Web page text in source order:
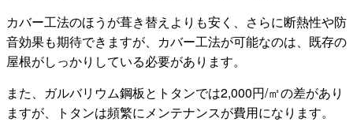
カバー工法のほうが葺き替えよりも安く、さらに断熱性や防
音効果も期待できますが、カバー工法が可能なのは、既存の
屋根がしっかりしている必要があります。
また、ガルバリウム鋼板とトタンでは2,000円/㎡の差があり
ますが、トタンは頻繁にメンテナンスが費用になります。